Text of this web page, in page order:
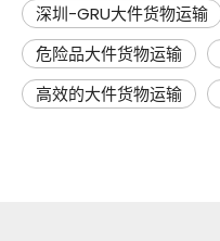
深圳-GRU大件货物运输
危险品大件货物运输
高效的大件货物运输